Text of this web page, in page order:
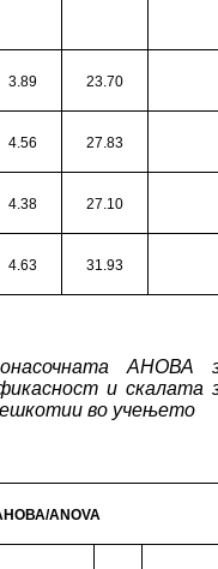
3.89 23.70
4.56 27.83
4.38 27.10
4.63 31.93
АНО­ВА
и скалата
во учењето
ANOVA